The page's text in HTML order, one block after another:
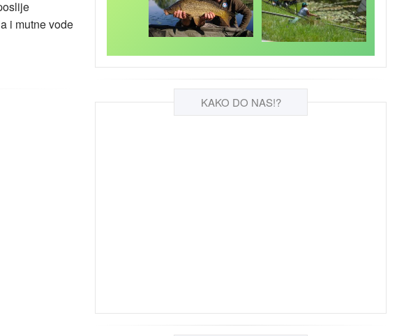
i mutne vode
KAKO DO NAS!?